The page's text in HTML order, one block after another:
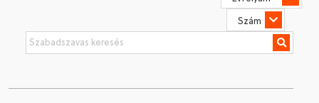
SZOCIOLÓGIAI SZEMLE